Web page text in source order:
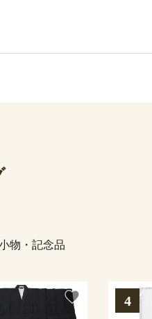
物・記念品
favorite